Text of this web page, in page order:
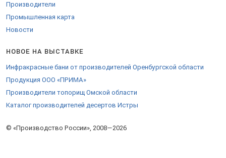
© «Производство России», 2008—2026
Производители
Промышленная карта
Новости
НОВОЕ НА ВЫСТАВКЕ
Инфракрасные бани от производителей Оренбургской области
Продукция ООО «ПРИМА»
Производители топорищ Омской области
Каталог производителей десертов Истры